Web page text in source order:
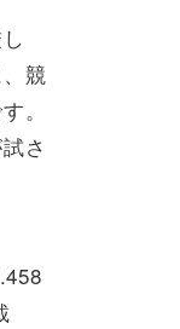
競
。
さ